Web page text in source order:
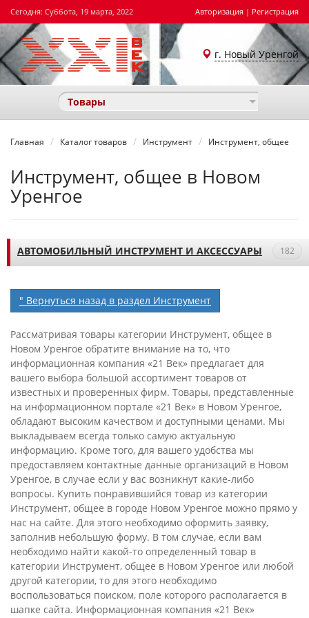
Сегодня: Суббота, 19 марта, 2022 Авторизация | Регистрация
г. Новый Уренгой
Товары
Главная Каталог товаров Инструмент Инструмент, общее
Инструмент, общее в Новом
Уренгое
АВТОМОБИЛЬНЫЙ ИНСТРУМЕНТ И АКСЕССУАРЫ 182
" Вернуться назад в раздел Инструмент
Рассматривая товары категории Инструмент, общее в
Новом Уренгое обратите внимание на то, что
информационная компания «21 Век» предлагает для
вашего выбора большой ассортимент товаров от
известных и проверенных фирм. Товары, представленные
на информационном портале «21 Век» в Новом Уренгое,
обладают высоким качеством и доступными ценами. Мы
выкладываем всегда только самую актуальную
информацию. Кроме того, для вашего удобства мы
предоставляем контактные данные организаций в Новом
Уренгое, в случае если у вас возникнут какие-либо
вопросы. Купить понравившийся товар из категории
Инструмент, общее в городе Новом Уренгое можно прямо у
нас на сайте. Для этого необходимо оформить заявку,
заполнив небольшую форму. В том случае, если вам
необходимо найти какой-то определенный товар в
категории Инструмент, общее в Новом Уренгое или любой
другой категории, то для этого необходимо
воспользоваться поиском, поле которого располагается в
шапке сайта. Информационная компания «21 Век»